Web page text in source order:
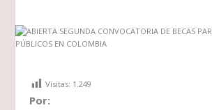
Visitas: 1.249
Por: